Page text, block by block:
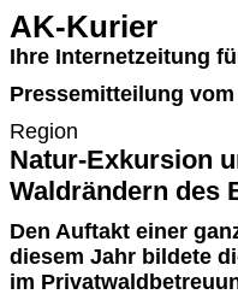
AK-Kurier
Ihre Internetzeitung
Pressemitteilung vom
Region
Natur-Exkursion
Waldrändern des
Den Auftakt einer
diesem Jahr bildete
im